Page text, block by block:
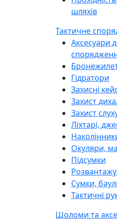
шляхів
Тактичне
Аксесуари
Гідратори
Захисні
Захист
Захист
Ліхтарі,
Окуляри,
Підсумки
Сумки,
Тактичні
Шоломи та